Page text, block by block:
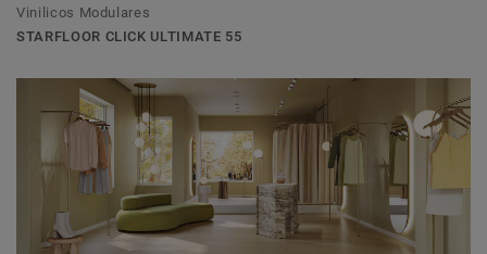
Vinilicos Modulares
STARFLOOR CLICK ULTIMATE 55